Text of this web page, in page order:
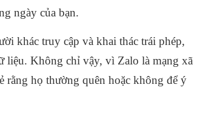
ngày của bạn.
khác truy cập và khai thác trái phép,
liệu. Không chỉ vậy, vì Zalo là mạng xã
rằng họ thường quên hoặc không để ý